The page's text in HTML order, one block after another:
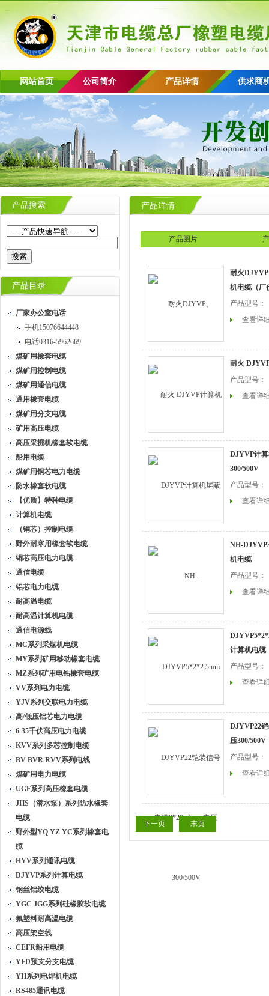
网站首页 公司简介 产品详情 供求商
产品搜索
产品目录
厂家办公室电话
手机15076644448
电话0316-5962669
煤矿用橡套电缆
煤矿用控制电缆
煤矿用通信电缆
通用橡套电缆
煤矿用分支电缆
矿用高压电缆
高压采掘机橡套软电缆
船用电缆
煤矿用铜芯电力电缆
防水橡套软电缆
【优质】特种电缆
计算机电缆
（铜芯）控制电缆
野外耐寒用橡套软电缆
铜芯高压电力电缆
通信电缆
铝芯电力电缆
耐高温电缆
耐高温计算机电缆
通信电源线
MC系列采煤机电缆
MY系列矿用移动橡套电缆
MZ系列矿用电钻橡套电缆
VV系列电力电缆
YJV系列交联电力电缆
高/低压铝芯电力电缆
6-35千伏高压电力电缆
KVV系列多芯控制电缆
BV BVR RVV系列电线
煤矿用电力电缆
UGF系列高压橡套电缆
JHS（潜水泵）系列防水橡套
电缆
野外型YQ YZ YC系列橡套电
缆
HYV系列通讯电缆
DJYVP系列计算电缆
钢丝铝绞电缆
YGC JGG系列硅橡胶软电缆
氟塑料耐高温电缆
高压架空线
CEFR船用电缆
YFD预支分支电缆
YH系列电焊机电缆
RS485通讯电缆
产品详情
产品图片
耐火
机电缆（厂
产品型号：
查看详
耐火
产品型号：
查看详
DJYVP计
300/500V
产品型号：
查看详
NH-
机电缆
产品型号：
查看详
计算机电缆
产品型号：
查看详
DJYVP22
压300/500V
产品型号：
查看详
下一页 末页